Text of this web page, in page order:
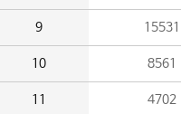
9 15531
10 8561
11 4702